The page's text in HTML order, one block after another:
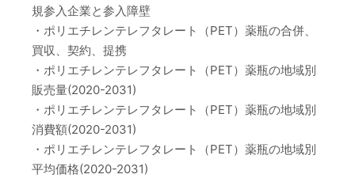
規参入企業と参入障壁
・ポリエチレンテレフタレート（PET）薬瓶の合併、
買収、契約、提携
・ポリエチレンテレフタレート（PET）薬瓶の地域別
販売量(2020-2031)
・ポリエチレンテレフタレート（PET）薬瓶の地域別
消費額(2020-2031)
・ポリエチレンテレフタレート（PET）薬瓶の地域別
平均価格(2020-2031)